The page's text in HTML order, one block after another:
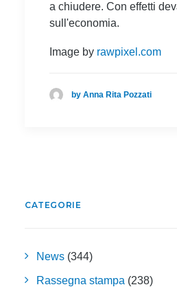
a chiudere. Con effetti
sull'economia.
Image by rawpixel.com
by Anna Rita Pozzati
CATEGORIE
News (344)
Rassegna stampa (238)